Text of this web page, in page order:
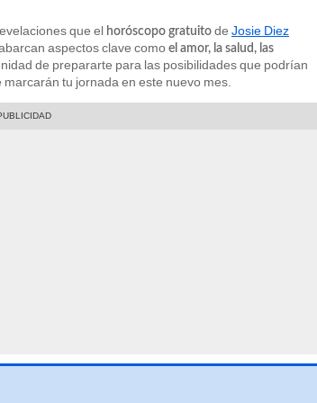
que el horóscopo gratuito de Josie Diez
aspectos clave como el amor, la salud, las
de prepararte para las posibilidades que podrían
tu jornada en este nuevo mes.